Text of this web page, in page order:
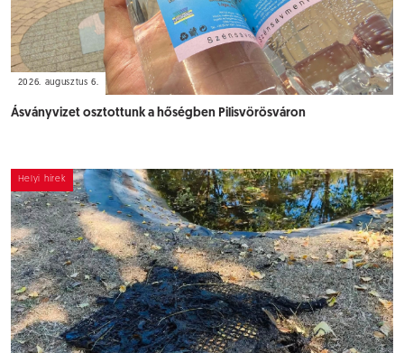
2026. augusztus 6.
Ásványvizet osztottunk a hőségben Pilisvörösváron
Helyi hírek